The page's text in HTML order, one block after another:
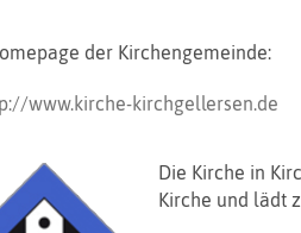
der Kirchengemeinde:
www.kirche-kirchgellersen.de
Die Kirche in
Kirche und lädt